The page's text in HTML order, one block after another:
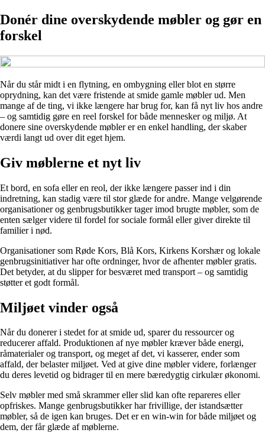
Donér dine overskydende møbler og gør en
forskel
Når du står midt i en flytning, en ombygning eller blot en større
oprydning, kan det være fristende at smide gamle møbler ud. Men
mange af de ting, vi ikke længere har brug for, kan få nyt liv hos andre
– og samtidig gøre en reel forskel for både mennesker og miljø. At
donere sine overskydende møbler er en enkel handling, der skaber
værdi langt ud over dit eget hjem.
Giv møblerne et nyt liv
Et bord, en sofa eller en reol, der ikke længere passer ind i din
indretning, kan stadig være til stor glæde for andre. Mange velgørende
organisationer og genbrugsbutikker tager imod brugte møbler, som de
enten sælger videre til fordel for sociale formål eller giver direkte til
familier i nød.
Organisationer som Røde Kors, Blå Kors, Kirkens Korshær og lokale
genbrugsinitiativer har ofte ordninger, hvor de afhenter møbler gratis.
Det betyder, at du slipper for besværet med transport – og samtidig
støtter et godt formål.
Miljøet vinder også
Når du donerer i stedet for at smide ud, sparer du ressourcer og
reducerer affald. Produktionen af nye møbler kræver både energi,
råmaterialer og transport, og meget af det, vi kasserer, ender som
affald, der belaster miljøet. Ved at give dine møbler videre, forlænger
du deres levetid og bidrager til en mere bæredygtig cirkulær økonomi.
Selv møbler med små skrammer eller slid kan ofte repareres eller
opfriskes. Mange genbrugsbutikker har frivillige, der istandsætter
møbler, så de igen kan bruges. Det er en win-win for både miljøet og
dem, der får glæde af møblerne.